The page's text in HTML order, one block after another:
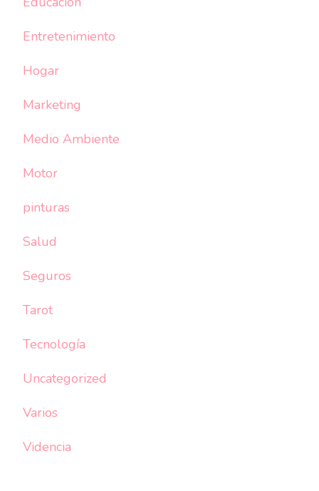
Entretenimiento
Hogar
Marketing
Medio Ambiente
Motor
pinturas
Salud
Seguros
Tarot
Tecnología
Uncategorized
Varios
Videncia